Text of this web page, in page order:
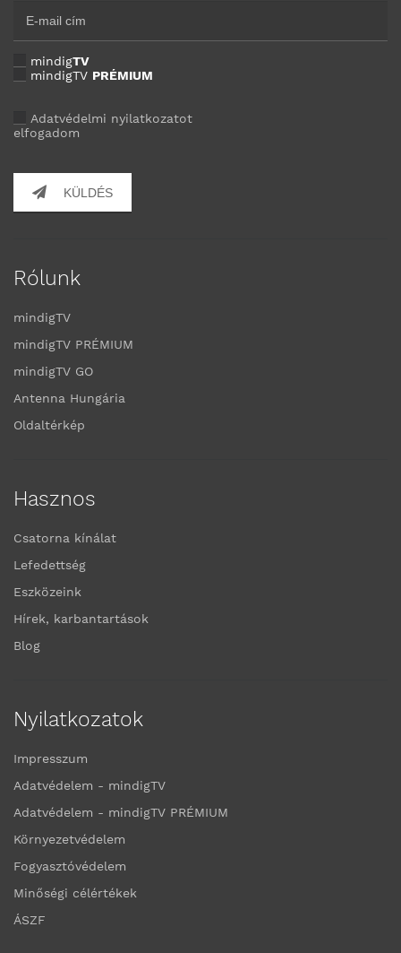
mindigTV
mindigTV PRÉMIUM
Adatvédelmi nyilatkozatot
elfogadom
KÜLDÉS
Rólunk
mindigTV
mindigTV PRÉMIUM
mindigTV GO
Antenna Hungária
Oldaltérkép
Hasznos
Csatorna kínálat
Lefedettség
Eszközeink
Hírek, karbantartások
Blog
Nyilatkozatok
Impresszum
Adatvédelem - mindigTV
Adatvédelem - mindigTV PRÉMIUM
Környezetvédelem
Fogyasztóvédelem
Minőségi célértékek
ÁSZF